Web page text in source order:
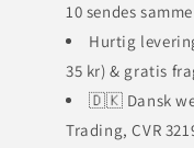
10 sendes
Hurtig
35 kr) & gratis
🇩🇰 Dansk
Trading, CVR